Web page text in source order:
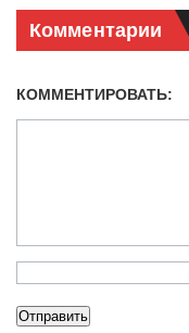
Комментарии
КОММЕНТИРОВАТЬ: